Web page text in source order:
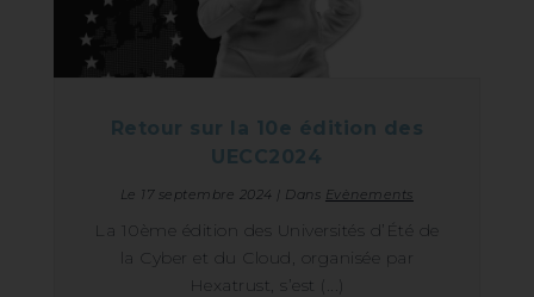
Retour sur la 10e édition des
UECC2024
Le 17 septembre 2024 | Dans Evènements
La 10ème édition des Universités d’Été de
la Cyber et du Cloud, organisée par
Hexatrust, s’est (...)